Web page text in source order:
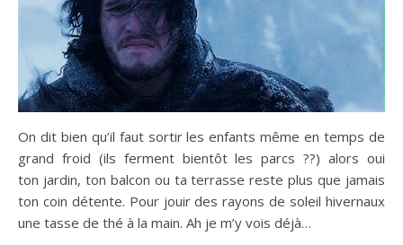
On dit bien qu’il faut sortir les enfants même en temps de
grand froid (ils ferment bientôt les parcs ??) alors oui
ton jardin, ton balcon ou ta terrasse reste plus que jamais
ton coin détente. Pour jouir des rayons de soleil hivernaux
une tasse de thé à la main. Ah je m’y vois déjà…